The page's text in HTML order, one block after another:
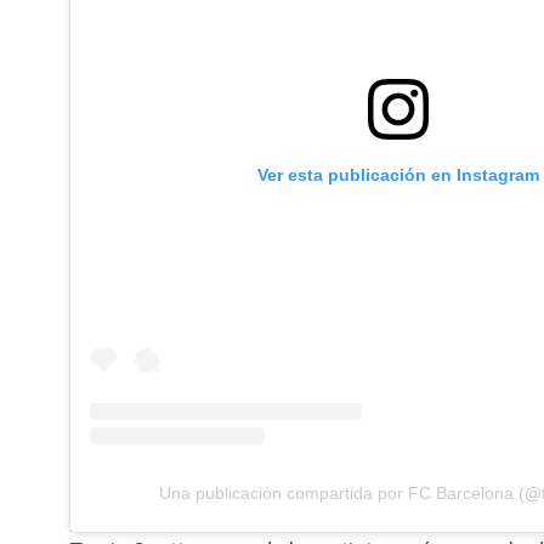
Ver esta publicación en Instagram
Una publicación compartida por FC Barcelona